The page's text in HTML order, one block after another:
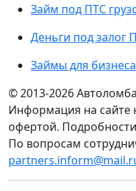
Займ под ПТС
Деньги под залог
Займы для
© 2013-2026
Информация на сайте
офертой.
По вопросам